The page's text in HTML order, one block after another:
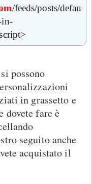
/feeds/posts/defau
in-
possono
in grassetto e
dovete fare è
seguito anche
acquistato il